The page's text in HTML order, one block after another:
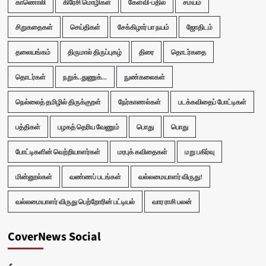
காணொலி கிரேசி மொழிகள் கேள்வி-பதில் சமயம்
சிறுகதைகள் செய்திகள் சேக்கிழார் பா நயம் ஜோதிடம்
தலையங்கம் திருமால் திருப்புகழ் திரை தொடர்கதை
தொடர்கள் நறுக்..துணுக்... நுண்கலைகள்
நெல்லைத் தமிழில் திருக்குறள் நேர்காணல்கள் படக்கவிதைப் போட்டிகள்
பத்திகள் பழகத் தெரிய வேணும் பொது பொது
போட்டிகளின் வெற்றியாளர்கள் மரபுக் கவிதைகள் மறு பகிர்வு
மின்னூல்கள் வண்ணப் படங்கள் வல்லமையாளர் விருது!
வல்லமையாளர் விருது பெற்றோரின் பட்டியல் வார ராசி பலன்
CoverNews Social